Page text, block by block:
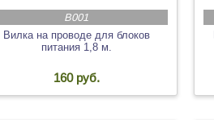
В001
Вилка на проводе для блоков
питания 1,8 м.
160 руб.